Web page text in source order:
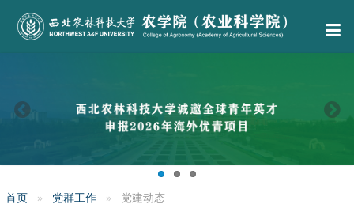
首页 党群工作 党建动态